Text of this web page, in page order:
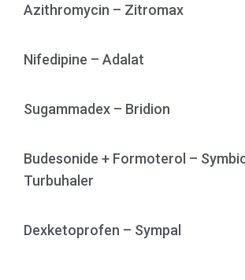
Azithromycin – Zitromax
Nifedipine – Adalat
Sugammadex – Bridion
Budesonide + Formoterol –
Turbuhaler
Dexketoprofen – Sympal